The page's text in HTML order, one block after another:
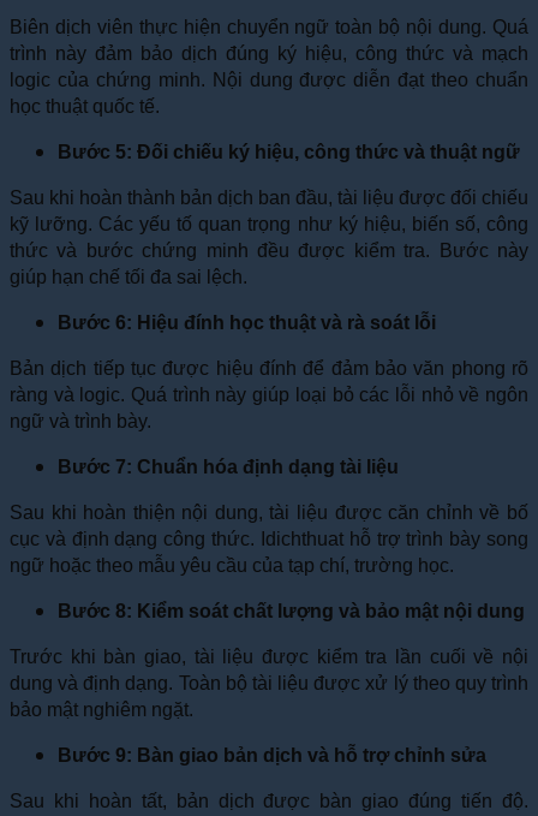
Biên dịch viên thực hiện chuyển ngữ toàn bộ nội dung. Quá
trình này đảm bảo dịch đúng ký hiệu, công thức và mạch
logic của chứng minh. Nội dung được diễn đạt theo chuẩn
học thuật quốc tế.
Bước 5: Đối chiếu ký hiệu, công thức và thuật ngữ
Sau khi hoàn thành bản dịch ban đầu, tài liệu được đối chiếu
kỹ lưỡng. Các yếu tố quan trọng như ký hiệu, biến số, công
thức và bước chứng minh đều được kiểm tra. Bước này
giúp hạn chế tối đa sai lệch.
Bước 6: Hiệu đính học thuật và rà soát lỗi
Bản dịch tiếp tục được hiệu đính để đảm bảo văn phong rõ
ràng và logic. Quá trình này giúp loại bỏ các lỗi nhỏ về ngôn
ngữ và trình bày.
Bước 7: Chuẩn hóa định dạng tài liệu
Sau khi hoàn thiện nội dung, tài liệu được căn chỉnh về bố
cục và định dạng công thức. Idichthuat hỗ trợ trình bày song
ngữ hoặc theo mẫu yêu cầu của tạp chí, trường học.
Bước 8: Kiểm soát chất lượng và bảo mật nội dung
Trước khi bàn giao, tài liệu được kiểm tra lần cuối về nội
dung và định dạng. Toàn bộ tài liệu được xử lý theo quy trình
bảo mật nghiêm ngặt.
Bước 9: Bàn giao bản dịch và hỗ trợ chỉnh sửa
Sau khi hoàn tất, bản dịch được bàn giao đúng tiến độ.